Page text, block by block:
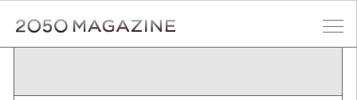
content